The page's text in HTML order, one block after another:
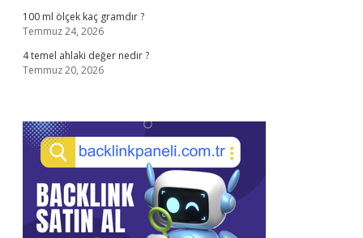
100 ml ölçek kaç gramdır ?
Temmuz 24, 2026
4 temel ahlaki değer nedir ?
Temmuz 20, 2026